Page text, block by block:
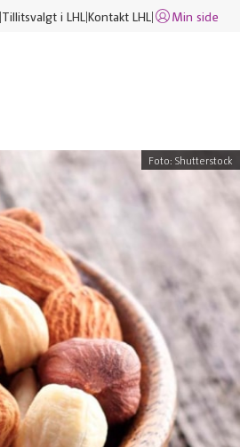
Tillitsvalgt i LHL Kontakt LHL Min side
Foto: Shutterstock